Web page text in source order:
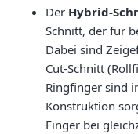
Der Hybrid-
Schnitt, der für
Dabei sind
Cut-Schnitt
Ringfinger sind
Konstruktion
Finger bei